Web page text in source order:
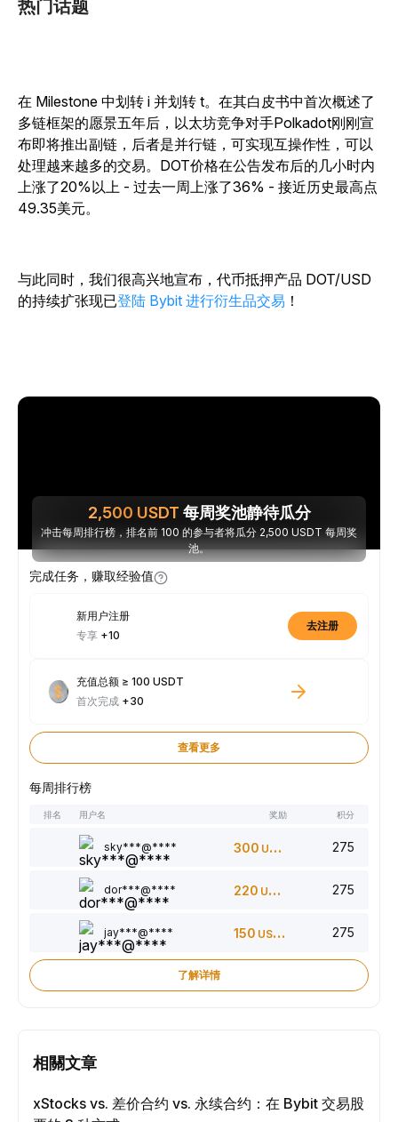
热门话题
在 Milestone 中划转 i 并划转 t。在其白皮书中首次概述了
多链框架的愿景五年后，以太坊竞争对手Polkadot刚刚宣
布即将推出副链，后者是并行链，可实现互操作性，可以
处理越来越多的交易。DOT价格在公告发布后的几小时内
上涨了20%以上 - 过去一周上涨了36% - 接近历史最高点
49.35美元。
与此同时，我们很高兴地宣布，代币抵押产品 DOT/USD
的持续扩张现已登陆 Bybit 进行衍生品交易 ！
2,500 USDT 每周奖池静待瓜分
冲击每周排行榜，排名前 100 的参与者将瓜分 2,500 USDT 每周奖
池。
完成任务，赚取经验值
新用户注册
专享 +10
去注册
充值总额 ≥ 100 USDT
首次完成 +30
查看更多
每周排行榜
排名 用户名 奖励 积分
sky***@**** 300 USDT 275
dor***@**** 220 USDT 275
jay***@**** 150 USDT 275
了解详情
相關文章
xStocks vs. 差价合约 vs. 永续合约：在 Bybit 交易股